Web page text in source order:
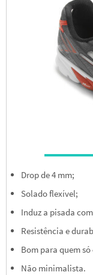
Drop de 4 mm;
Solado flexível;
Induz a pisada
Resistência e
Bom para quem
Não minimalista.